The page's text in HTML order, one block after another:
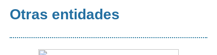
Otras entidades